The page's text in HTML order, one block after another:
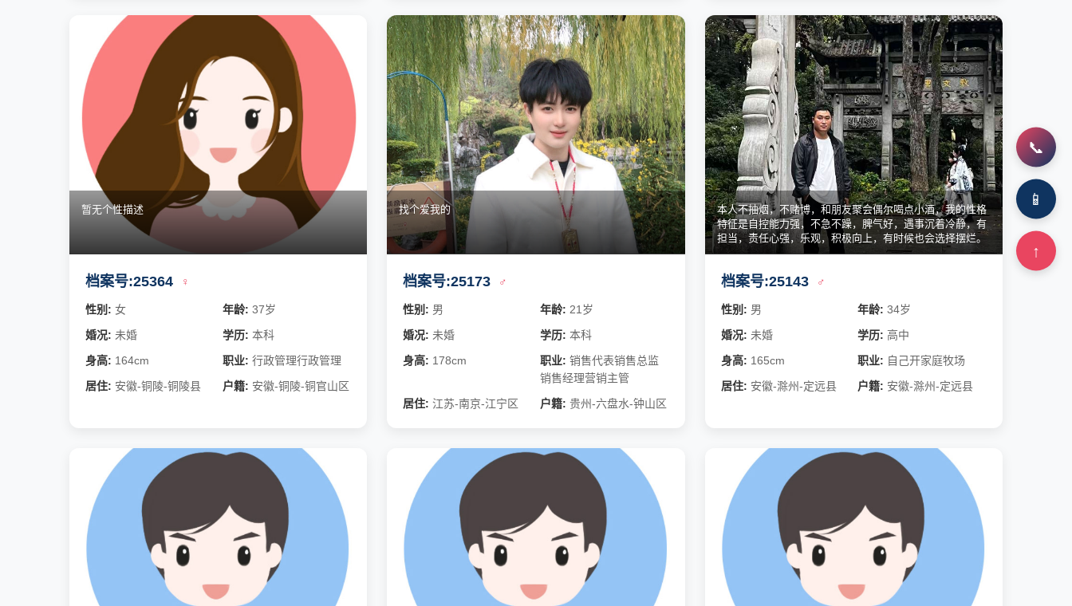
暂无个性描述
档案号:25364 ♀
性别: 女 年龄: 37岁
婚况: 未婚 学历: 本科
身高: 164cm 职业: 行政管理行政管理
居住: 安徽-铜陵-铜陵县 户籍: 安徽-铜陵-铜官山区
找个爱我的
档案号:25173 ♂
性别: 男 年龄: 21岁
婚况: 未婚 学历: 本科
身高: 178cm 职业: 销售代表销售总监
销售经理营销主管
居住: 江苏-南京-江宁区 户籍: 贵州-六盘水-钟山区
本人不抽烟，不赌博，和朋友聚会偶尔喝点小酒，我的性格
特征是自控能力强，不急不躁，脾气好，遇事沉着冷静，有
担当，责任心强，乐观，积极向上，有时候也会选择摆烂。
档案号:25143 ♂
性别: 男 年龄: 34岁
婚况: 未婚 学历: 高中
身高: 165cm 职业: 自己开家庭牧场
居住: 安徽-滁州-定远县 户籍: 安徽-滁州-定远县
📞
📱
↑